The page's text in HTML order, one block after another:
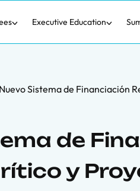
Executive Education
Sistema de Financiación
de
y